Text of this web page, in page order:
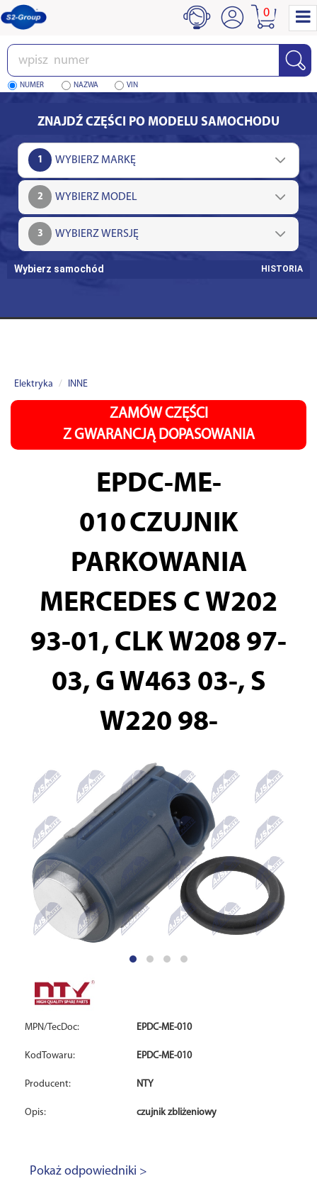
Wpisz
numer
NUMER NAZWA VIN
0
ZNAJDŹ CZĘŚCI PO MODELU SAMOCHODU
1
2
3
Wybierz samochód HISTORIA
Elektryka INNE
ZAMÓW CZĘŚCI
Z GWARANCJĄ DOPASOWANIA
EPDC-ME-
010CZUJNIK
PARKOWANIA
MERCEDES C W202
93-01, CLK W208 97-
03, G W463 03-, S
W220 98-
MPN/TecDoc: EPDC-ME-010
KodTowaru: EPDC-ME-010
Producent: NTY
Opis: czujnik zbliżeniowy
Pokaż odpowiedniki >